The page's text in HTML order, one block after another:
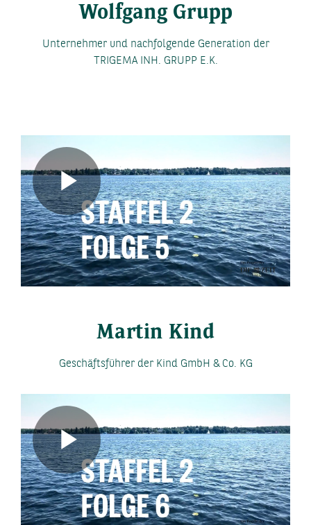
Wolfgang Grupp
Unternehmer und nachfolgende Generation der
TRIGEMA INH. GRUPP E.K.
Play
Video
Martin Kind
Geschäftsführer der Kind GmbH & Co. KG
Play